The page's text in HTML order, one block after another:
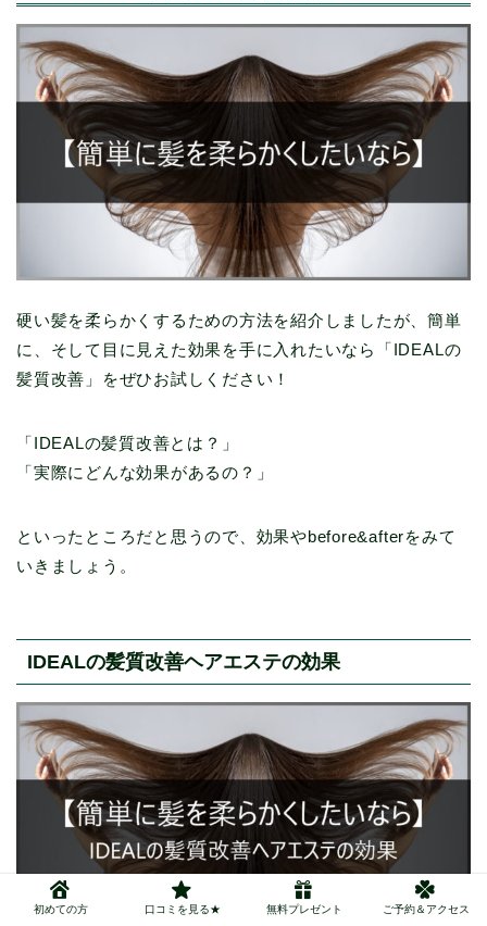
硬い髪を柔らかくするための方法を紹介しましたが、簡単
に、そして目に見えた効果を手に入れたいなら「IDEALの
髪質改善」をぜひお試しください！
「IDEALの髪質改善とは？」
「実際にどんな効果があるの？」
といったところだと思うので、効果やbefore&afterをみて
いきましょう。
IDEALの髪質改善ヘアエステの効果
初めての方 口コミを見る★ 無料プレゼント ご予約＆アクセス